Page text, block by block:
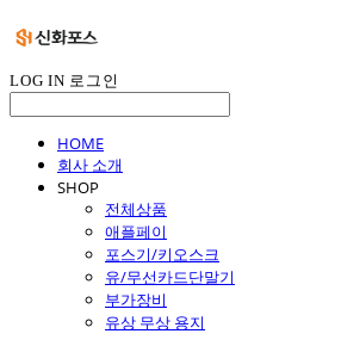
LOG IN 로그인
HOME
회사 소개
SHOP
전체상품
애플페이
포스기/키오스크
유/무선카드단말기
부가장비
유상 무상 용지